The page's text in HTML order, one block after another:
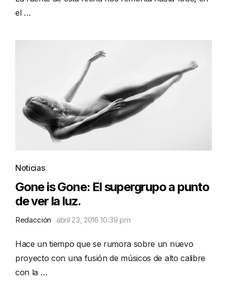
el …
Noticias
Gone is Gone: El supergrupo a punto
de ver la luz.
Redacción abril 23, 2016 10:39 pm
Hace un tiempo que se rumora sobre un nuevo
proyecto con una fusión de músicos de alto calibre
con la …